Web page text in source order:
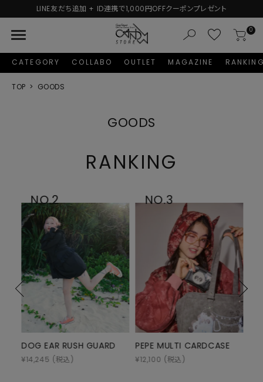
新規会員登録で1,000円分のポイントプレゼント！
menu 0
CATEGORY COLLABO OUTLET MAGAZINE
TOP GOODS
GOODS
RANKING
DOG EAR RUSH GUARD
¥14,245 (税込)
PEPE MULTI CARDCASE
¥12,100 (税込)